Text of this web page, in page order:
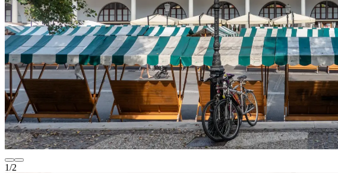
1/2